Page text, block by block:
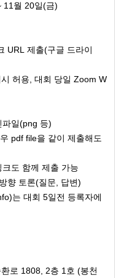
11월 20일(금)
URL 제출(구글 드라이
허용, 대회 당일 Zoom W
일(png 등)
pdf file을 같이 제출해도
도 함께 제출 가능
향 토론(질문, 답변)
는 대회 5일전 등록자에
로 1808, 2층 1호 (봉천